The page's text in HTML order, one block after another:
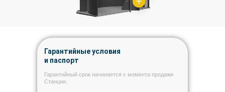
Гарантийные условия
и паспорт
Гарантийный срок начинается с момента продажи
Станции.